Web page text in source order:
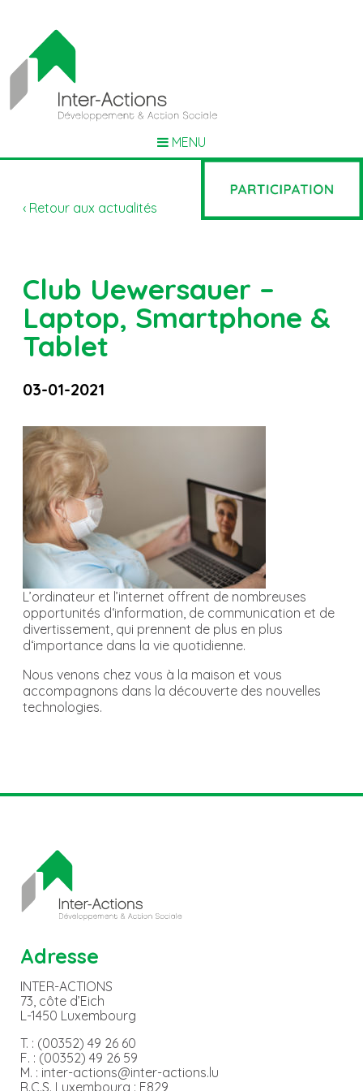
MENU
‹ Retour aux actualités
Club Uewersauer –
Laptop, Smartphone &
Tablet
03-01-2021
L’ordinateur et l’internet offrent de nombreuses
opportunités d‘information, de communication et de
divertissement, qui prennent de plus en plus
d‘importance dans la vie quotidienne.
Nous venons chez vous à la maison et vous
accompagnons dans la découverte des nouvelles
technologies.
Adresse
INTER-ACTIONS
73, côte d’Eich
L-1450 Luxembourg
T. : (00352) 49 26 60
F. : (00352) 49 26 59
M. : inter-actions@inter-actions.lu
R.C.S. Luxembourg : F829